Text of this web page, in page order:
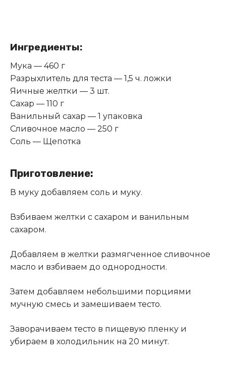
Ингредиенты:
Мука — 460 г
Разрыхлитель для теста — 1,5 ч. ложки
Яичные желтки — 3 шт.
Сахар — 110 г
Ванильный сахар — 1 упаковка
Сливочное масло — 250 г
Соль — Щепотка
Приготовление:
В муку добавляем соль и муку.
Взбиваем желтки с сахаром и ванильным
сахаром.
Добавляем в желтки размягченное сливочное
масло и взбиваем до однородности.
Затем добавляем небольшими порциями
мучную смесь и замешиваем тесто.
Заворачиваем тесто в пищевую пленку и
убираем в холодильник на 20 минут.